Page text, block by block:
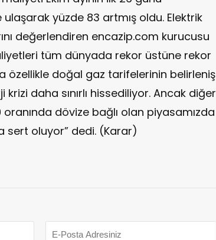
ulaşarak yüzde 83 artmış oldu. Elektrik
değerlendiren encazip.com kurucusu
tüm dünyada rekor üstüne rekor
özellikle doğal gaz tarifelerinin belirleniş
daha sınırlı hissediliyor. Ancak diğer
dövize bağlı olan piyasamızda
sert oluyor” dedi. (Karar)